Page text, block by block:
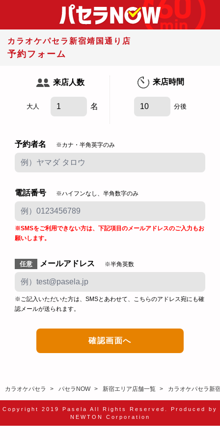
カラオケパセラ新宿靖国通り店
予約フォーム
来店人数
大人 名
来店時間
分後
予約者名 ※カナ・半角英字のみ
電話番号 ※ハイフンなし、半角数字のみ
※SMSをご利用できない方は、下記項目のメールアドレスのご入力もお
願いします。
任意 メールアドレス ※半角英数
※ご記入いただいた方は、SMSとあわせて、こちらのアドレス宛にも確
認メールが送られます。
カラオケパセラ パセラNOW 新宿エリア店舗一覧 カラオケパセラ新
Copyright 2019 Pasela All Rights Reserved. Produced by
NEWTON Corporation